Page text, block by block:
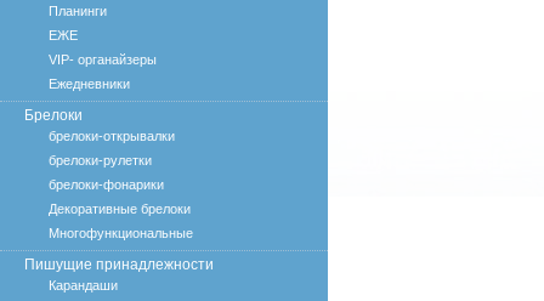
Планинги
ЕЖЕ
VIP- органайзеры
Ежедневники
Брелоки
брелоки-открывалки
брелоки-рулетки
брелоки-фонарики
Декоративные брелоки
Многофункциональные
Пишущие принадлежности
Карандаши